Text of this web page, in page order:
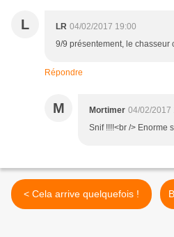
L LR 04/02/2017 19:00
9/9 présentement, le chasseur
Répondre
M Mortimer 04/02/2017
Snif !!!!<br /> Enorme
< Cela arrive quelquefois !